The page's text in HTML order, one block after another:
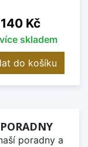
Cena
140 Kč
skladem
do košíku
poradny a